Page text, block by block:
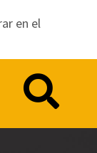
en el